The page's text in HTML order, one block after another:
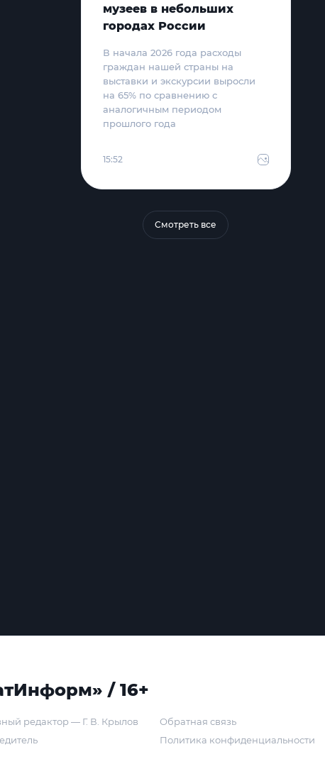
музеев в небольших
городах России
В начала 2026 года расходы
граждан нашей страны на
выставки и экскурсии выросли
на 65% по сравнению с
аналогичным периодом
прошлого года
15:52
Смотреть все
/ 16+
редактор — Г. В. Крылов
Обратная связь
Политика конфиденциальности